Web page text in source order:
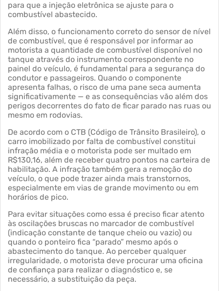
para que a injeção eletrônica se ajuste para o
combustível abastecido.
Além disso, o funcionamento correto do sensor de nível
de combustível, que é responsável por informar ao
motorista a quantidade de combustível disponível no
tanque através do instrumento correspondente no
painel do veículo, é fundamental para a segurança do
condutor e passageiros. Quando o componente
apresenta falhas, o risco de uma pane seca aumenta
significativamente — e as consequências vão além dos
perigos decorrentes do fato de ficar parado nas ruas ou
mesmo em rodovias.
De acordo com o CTB (Código de Trânsito Brasileiro), o
carro imobilizado por falta de combustível constitui
infração média e o motorista pode ser multado em
R$130,16, além de receber quatro pontos na carteira de
habilitação. A infração também gera a remoção do
veículo, o que pode trazer ainda mais transtornos,
especialmente em vias de grande movimento ou em
horários de pico.
Para evitar situações como essa é preciso ficar atento
às oscilações bruscas no marcador de combustível
(indicação constante de tanque cheio ou vazio) ou
quando o ponteiro fica “parado” mesmo após o
abastecimento do tanque. Ao perceber qualquer
irregularidade, o motorista deve procurar uma oficina
de confiança para realizar o diagnóstico e, se
necessário, a substituição da peça.